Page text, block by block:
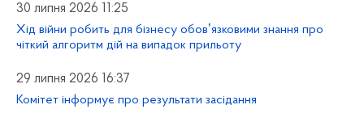
30 липня 2026 11:25
Хід війни робить для бізнесу обовʼязковими знання про
чіткий алгоритм дій на випадок прильоту
29 липня 2026 16:37
Комітет інформує про результати засідання